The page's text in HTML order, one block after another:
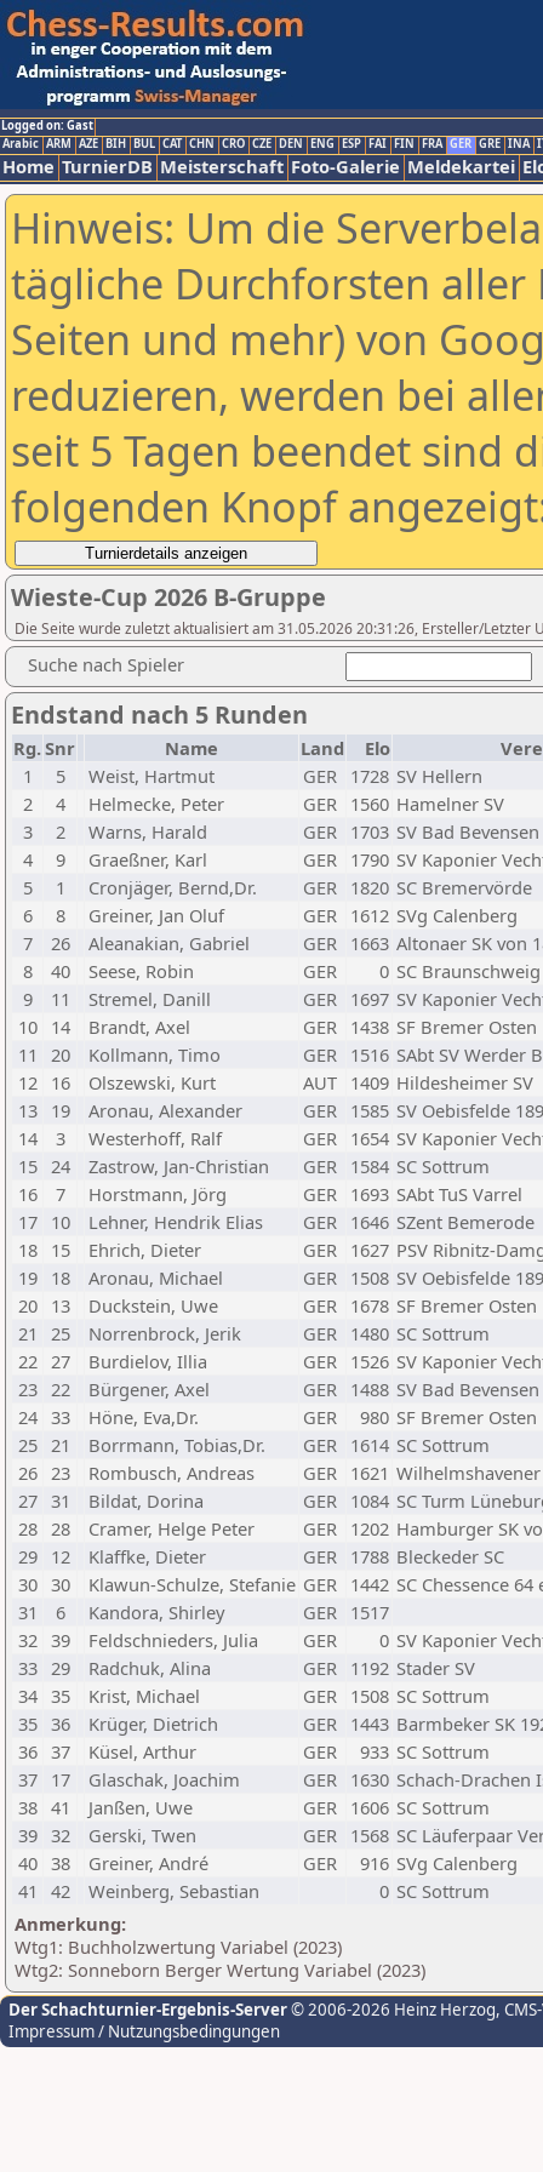
Logged on: Gast
Arabic ARM AZE BIH BUL CAT CHN CRO CZE DEN ENG ESP FAI FIN FRA GER GRE INA
Home TurnierDB Meisterschaft Foto-Galerie Meldekartei
Hinweis: Um die
tägliche Durchforsten aller
Seiten und mehr) von
reduzieren, werden bei
seit 5 Tagen beendet sind
folgenden Knopf
Wieste-Cup 2026 B-Gruppe
Die Seite wurde zuletzt aktualisiert am 31.05.2026 20:31:26, Ersteller/Letzter
Suche nach Spieler
Endstand nach 5 Runden
Rg.Snr Name Land Elo
1
5 Weist, Hartmut GER 1728 SV Hellern
2
4 Helmecke, Peter GER 1560 Hamelner SV
3
2 Warns, Harald GER 1703 SV Bad Bevensen
4
9 Graeßner, Karl GER 1790 SV Kaponier
5
1 Cronjäger, Bernd,Dr. GER 1820 SC Bremervörde
6
8 Greiner, Jan Oluf GER 1612 SVg Calenberg
7
26 Aleanakian, Gabriel GER 1663 Altonaer SK von
8
40 Seese, Robin GER 0 SC
9
11 Stremel, Danill GER 1697 SV Kaponier
10 14 Brandt, Axel GER 1438 SF Bremer
11
20 Kollmann, Timo GER 1516 SAbt SV Werder
12 16 Olszewski, Kurt AUT 1409 Hildesheimer SV
13 19 Aronau, Alexander GER 1585 SV Oebisfelde
14
3 Westerhoff, Ralf GER 1654 SV Kaponier
15 24 Zastrow, Jan-Christian GER 1584 SC Sottrum
16
7 Horstmann, Jörg GER 1693 SAbt TuS Varrel
17 10 Lehner, Hendrik Elias GER 1646 SZent Bemerode
18 15 Ehrich, Dieter GER 1627 PSV Ribnitz-
19 18 Aronau, Michael GER 1508 SV Oebisfelde
20 13 Duckstein, Uwe GER 1678 SF Bremer
21
25 Norrenbrock, Jerik GER 1480 SC Sottrum
22 27 Burdielov, Illia GER 1526 SV Kaponier
23 22 Bürgener, Axel GER 1488 SV Bad Bevensen
24 33 Höne, Eva,Dr. GER 980 SF Bremer
25 21 Borrmann, Tobias,Dr. GER 1614 SC Sottrum
26 23 Rombusch, Andreas GER 1621 Wilhelmshavener
27 31 Bildat, Dorina GER 1084 SC Turm
28 28 Cramer, Helge Peter GER 1202 Hamburger SK
29 12 Klaffke, Dieter GER 1788 Bleckeder SC
30 30 Klawun-Schulze, Stefanie GER 1442 SC Chessence 64
31
6 Kandora, Shirley GER 1517
32 39 Feldschnieders, Julia GER 0 SV Kaponier
33 29 Radchuk, Alina GER 1192 Stader SV
34 35 Krist, Michael GER 1508 SC Sottrum
35 36 Krüger, Dietrich GER 1443 Barmbeker SK
36 37 Küsel, Arthur GER 933 SC Sottrum
37 17 Glaschak, Joachim GER 1630 Schach-Drachen
38 41 Janßen, Uwe GER 1606 SC Sottrum
39 32 Gerski, Twen GER 1568 SC Läuferpaar
40 38 Greiner, André GER 916 SVg Calenberg
41
42 Weinberg, Sebastian 0 SC Sottrum
Anmerkung:
Wtg1: Buchholzwertung Variabel (2023)
Wtg2: Sonneborn Berger Wertung Variabel (2023)
Der Schachturnier-Ergebnis-Server© 2006-2026 Heinz Herzog,
Impressum / Nutzungsbedingungen